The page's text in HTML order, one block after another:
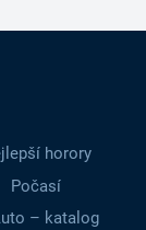
horory
Počasí
– katalog